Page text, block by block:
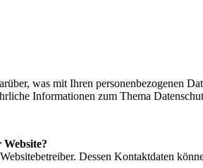
was mit Ihren personenbezogenen
Informationen zum Thema
Dessen Kontaktdaten